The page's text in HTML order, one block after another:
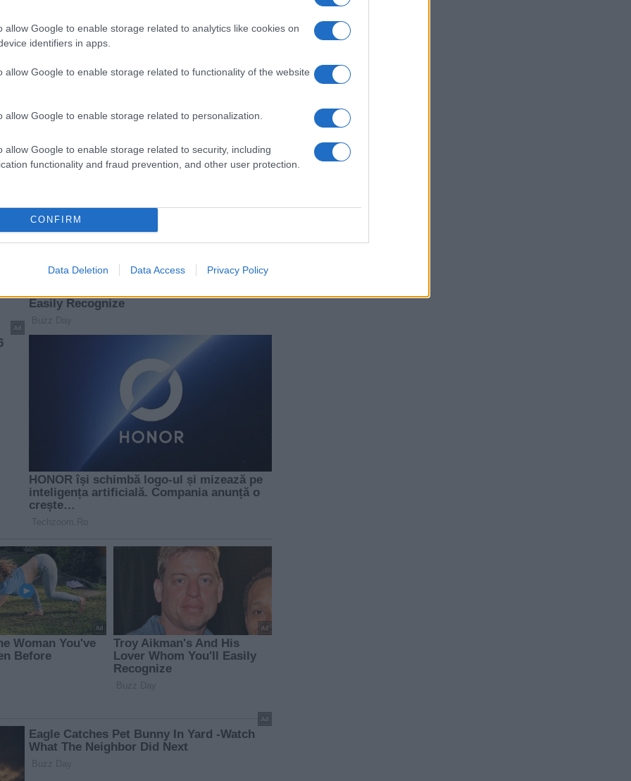
allow Google to enable storage related to analytics like cookies on
identifiers in apps.
allow Google to enable storage related to functionality of the website
allow Google to enable storage related to personalization.
allow Google to enable storage related to security, including
functionality and fraud prevention, and other user protection.
CONFIRM
Data Deletion Data Access Privacy Policy